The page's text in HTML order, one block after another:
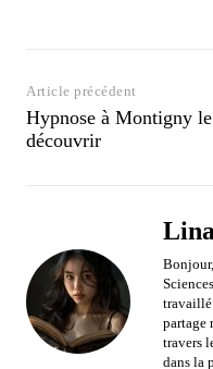
Article précédent
Hypnose à Montigny
découvrir
travaillé
partage
travers
dans la